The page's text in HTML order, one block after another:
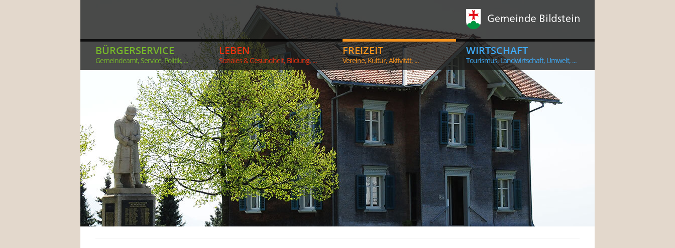
BÜRGERSERVICE
Gemeindeamt, Service, Politik, ...
LEBEN
Soziales & Gesundheit, Bildung, ...
FREIZEIT
Vereine, Kultur, Aktivität, ...
WIRTSCHAFT
Tourismus, Landwirtschaft, Umwelt, ...